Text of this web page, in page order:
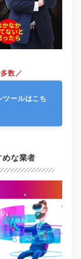
数／
ツールはこち
な業者